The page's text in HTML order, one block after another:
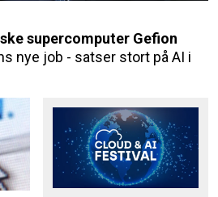
supercomputer Gefion
nye job - satser stort på AI i